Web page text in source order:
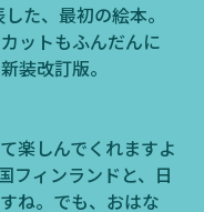
た、最初の絵本。
ットもふんだんに
装改訂版。
楽しんでくれますよ
フィンランドと、日
ね。でも、おはな